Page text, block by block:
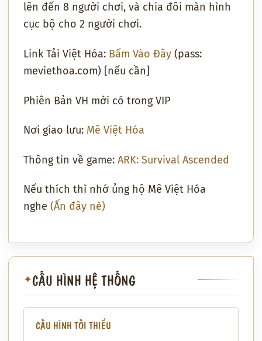
lên đến 8 người chơi, và chia đôi màn hình
cục bộ cho 2 người chơi.
Link Tải Việt Hóa: Bấm Vào Đây (pass:
meviethoa.com) [nếu cần]
Phiên Bản VH mới có trong VIP
Nơi giao lưu: Mê Việt Hóa
Thông tin về game: ARK: Survival Ascended
Nếu thích thì nhớ ủng hộ Mê Việt Hóa
nghe (Ấn đây nè)
✦CẤU HÌNH HỆ THỐNG
CẤU HÌNH TỐI THIỂU